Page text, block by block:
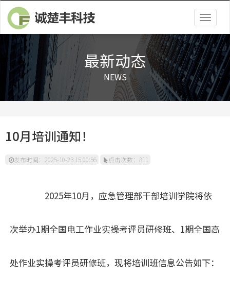
最新动态
NEWS
10月培训通知！
发布时间：2025-10-23 15:00:56 点击次数：811
2025年10月，应急管理部干部培训学院将依
次举办1期全国电工作业实操考评员研修班、1期全国高
处作业实操考评员研修班，现将培训班信息公告如下：